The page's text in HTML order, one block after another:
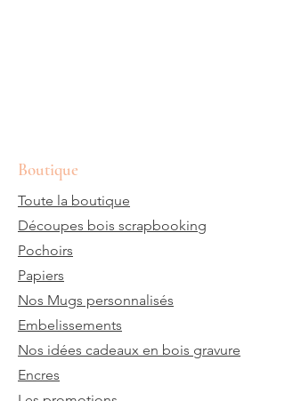
Boutique
Toute la boutique
Découpes bois scrapbooking
Pochoirs
Papiers
Nos Mugs personnalisés
Embelissements
Nos idées cadeaux en bois gravure
Encres